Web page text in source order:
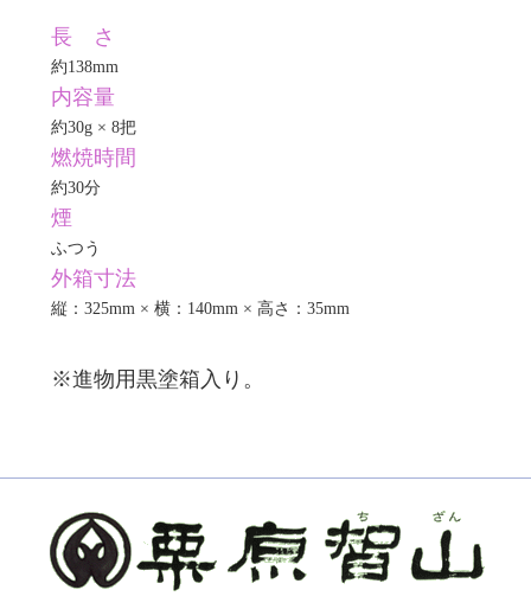
長 さ
約138mm
内容量
約30g × 8把
燃焼時間
約30分
煙
ふつう
外箱寸法
縦：325mm × 横：140mm × 高さ：35mm
※進物用黒塗箱入り。